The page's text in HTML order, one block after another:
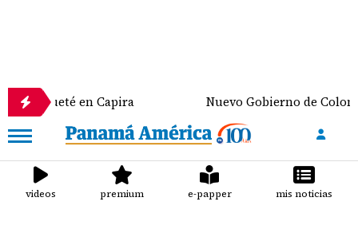
Capira Nuevo Gobierno de Colombia discute
videos premium e-papper mis noticias